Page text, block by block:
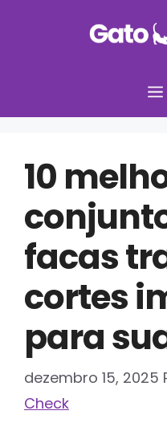
10
facas
cortes
para
dezembro 15, 2025
Check